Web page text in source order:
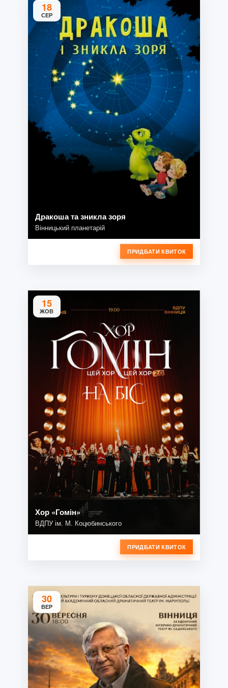
18
СЕР
Дракоша та зникла зоря
Вінницький планетарій
ПРИДБАТИ КВИТОК
15
ЖОВ
Хор «Гомін»
ВДПУ ім. М. Коцюбинського
ПРИДБАТИ КВИТОК
30
ВЕР